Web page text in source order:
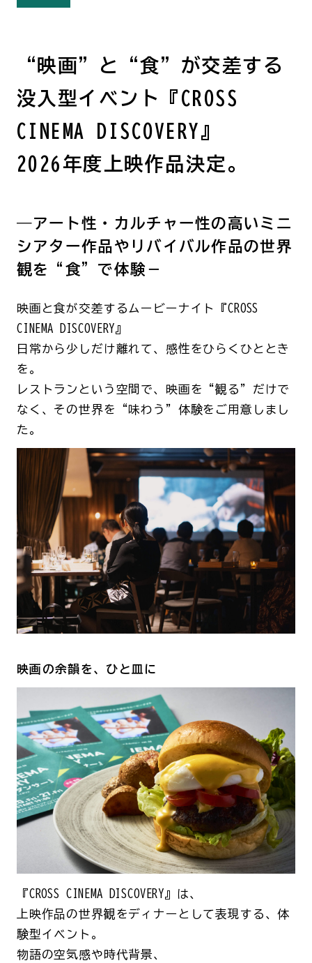
“映画”と“食”が交差する
没入型イベント『CROSS
CINEMA DISCOVERY』
2026年度上映作品決定。
―アート性・カルチャー性の高いミニ
シアター作品やリバイバル作品の世界
観を“食”で体験－
映画と食が交差するムービーナイト『CROSS
CINEMA DISCOVERY』
日常から少しだけ離れて、感性をひらくひととき
を。
レストランという空間で、映画を“観る”だけで
なく、その世界を“味わう”体験をご用意しまし
た。
映画の余韻を、ひと皿に
『CROSS CINEMA DISCOVERY』は、
上映作品の世界観をディナーとして表現する、体
験型イベント。
物語の空気感や時代背景、